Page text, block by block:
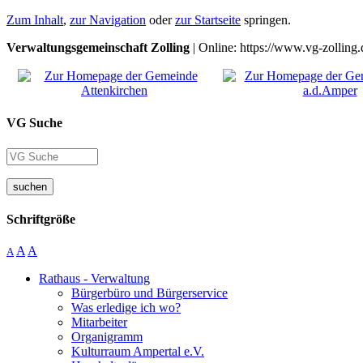
Zum Inhalt, zur Navigation oderzur Startseite springen.
Verwaltungsgemeinschaft Zolling | Online: https://www.vg-
VG Suche
suchen
Schriftgröße
A A A
Rathaus - Verwaltung
Bürgerbüro und Bürgerservice
Was erledige ich wo?
Mitarbeiter
Organigramm
Kulturraum Ampertal e.V.